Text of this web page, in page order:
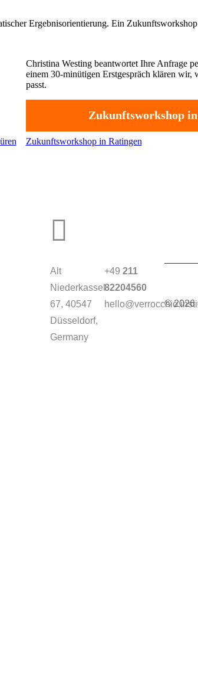
Ergebnisorientierung. Ein
Christina Westing beantwortet Ihre Anfrage
einem 30-minütigen Erstgespräch klären wir,
passt.
Zukunftsworkshop
Zukunftsworkshop in Ratingen
Alt
Niederkassel
67, 40547
Düsseldorf,
Germany
+49 211
82204560
© 2026